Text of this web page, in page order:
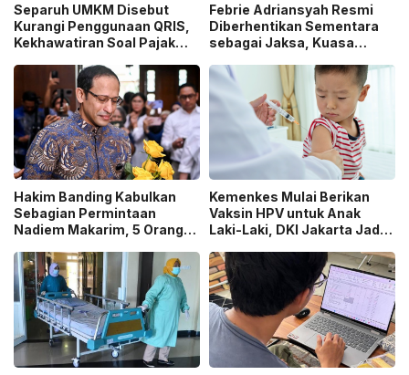
Separuh UMKM Disebut
Kurangi Penggunaan QRIS,
Kekhawatiran Soal Pajak
Sorotan!
Febrie Adriansyah Resmi
Diberhentikan Sementara
sebagai Jaksa, Kuasa
Praperadilan!
Hakim Banding Kabulkan
Sebagian Permintaan
Nadiem Makarim, 5 Orang
Kasus Chromebook!
Kemenkes Mulai Berikan
Vaksin HPV untuk Anak
Laki-Laki, DKI Jakarta Jadi
BIAS 2026